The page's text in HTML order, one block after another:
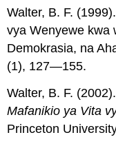
Walter, B. F.
vya Wenyewe kwa
Demokrasia, na
(1), 127—155.
Walter, B. F.
Mafanikio ya Vita
Princeton